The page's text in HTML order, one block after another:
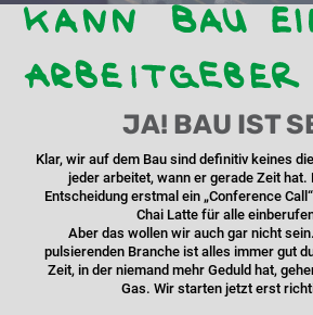
Slide 4 of 7.
JA! BAU IST
Klar, wir auf dem Bau sind definitiv keines
jeder arbeitet, wann er gerade Zeit hat.
Entscheidung erstmal ein „Conference
Chai Latte für alle
Aber das wollen wir auch gar nicht
pulsierenden Branche ist alles immer gut
Zeit, in der niemand mehr Geduld hat,
Gas. Wir starten jetzt erst